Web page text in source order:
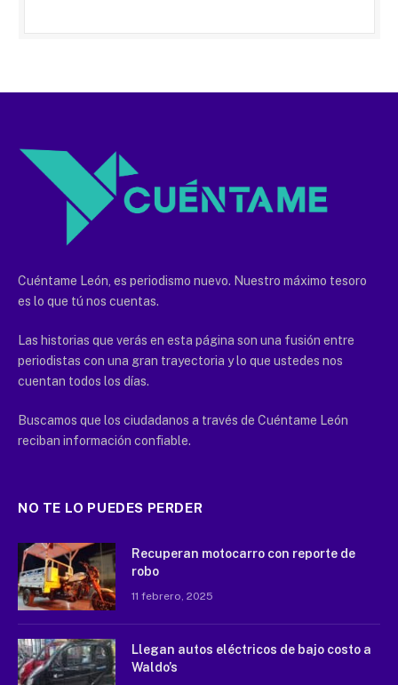
Cuéntame León, es periodismo nuevo. Nuestro máximo tesoro
es lo que tú nos cuentas.
Las historias que verás en esta página son una fusión entre
periodistas con una gran trayectoria y lo que ustedes nos
cuentan todos los días.
Buscamos que los ciudadanos a través de Cuéntame León
reciban información confiable.
NO TE LO PUEDES PERDER
Recuperan motocarro con reporte de
robo
11 febrero, 2025
Llegan autos eléctricos de bajo costo a
Waldo’s